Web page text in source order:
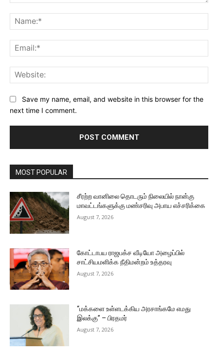
Save my name, email, and website in this browser for the
next time I comment.
MOST POPULAR
சீரற்ற வானிலை தொடரும் நிலையில் நான்கு
மாவட்டங்களுக்கு மண்சரிவு அபாய எச்சரிக்கை
August 7, 2026
கோட்டாபய ராஜபக்ச வீடியோ அழைப்பில்
சாட்சியமளிக்க நீதிமன்றம் உத்தரவு
August 7, 2026
“மக்களை உள்ளடக்கிய அரசாங்கமே எமது
இலக்கு” – பிரதமர்
August 7, 2026